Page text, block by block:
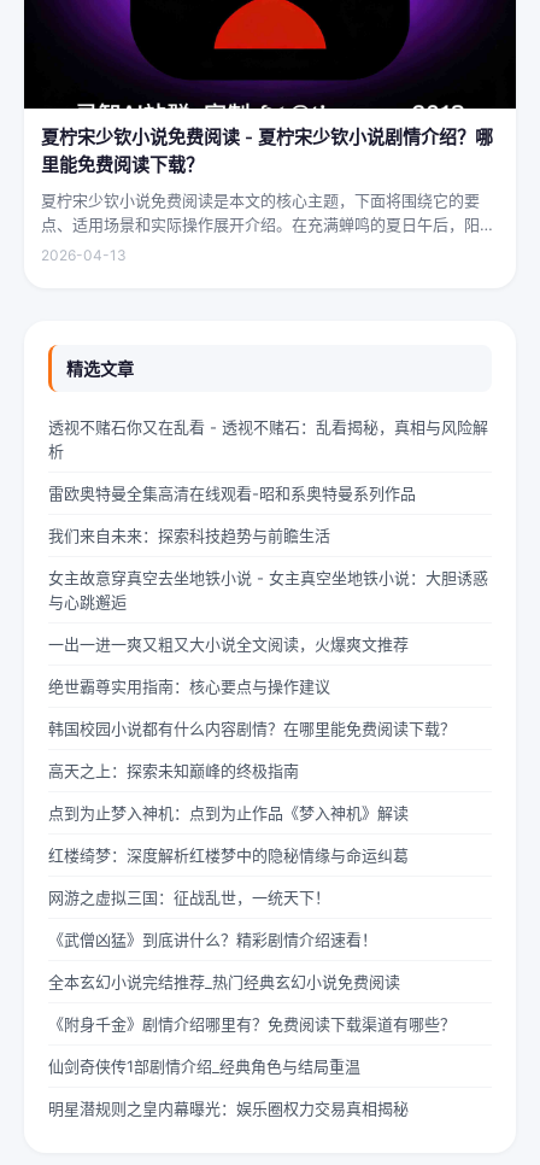
夏柠宋少钦小说免费阅读 - 夏柠宋少钦小说剧情介绍？哪
里能免费阅读下载？
夏柠宋少钦小说免费阅读是本文的核心主题，下面将围绕它的要
点、适用场景和实际操作展开介绍。在充满蝉鸣的夏日午后，阳光
透过梧桐树叶的缝隙，洒在少女夏柠的肩头。她坐在旧书摊旁，手
2026-04-13
精选文章
透视不赌石你又在乱看 - 透视不赌石：乱看揭秘，真相与风险解
析
雷欧奥特曼全集高清在线观看-昭和系奥特曼系列作品
我们来自未来：探索科技趋势与前瞻生活
女主故意穿真空去坐地铁小说 - 女主真空坐地铁小说：大胆诱惑
与心跳邂逅
一出一进一爽又粗又大小说全文阅读，火爆爽文推荐
绝世霸尊实用指南：核心要点与操作建议
韩国校园小说都有什么内容剧情？在哪里能免费阅读下载？
高天之上：探索未知巅峰的终极指南
点到为止梦入神机：点到为止作品《梦入神机》解读
红楼绮梦：深度解析红楼梦中的隐秘情缘与命运纠葛
网游之虚拟三国：征战乱世，一统天下！
《武僧凶猛》到底讲什么？精彩剧情介绍速看！
全本玄幻小说完结推荐_热门经典玄幻小说免费阅读
《附身千金》剧情介绍哪里有？免费阅读下载渠道有哪些？
仙剑奇侠传1部剧情介绍_经典角色与结局重温
明星潜规则之皇内幕曝光：娱乐圈权力交易真相揭秘